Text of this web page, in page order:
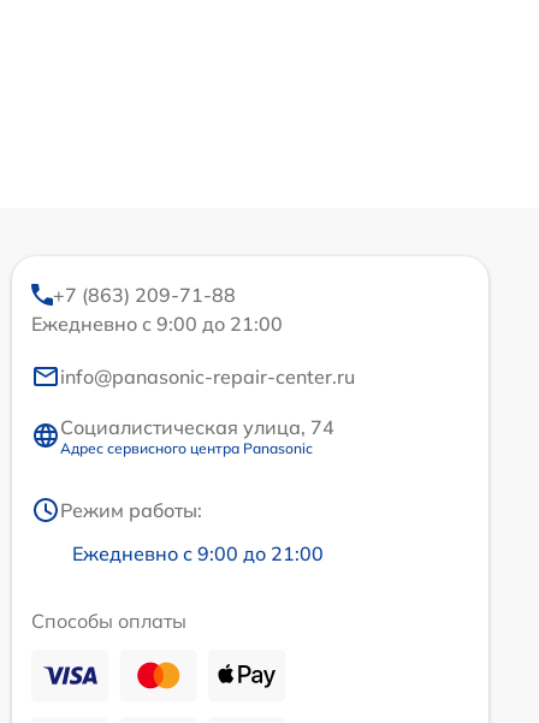
+7 (863) 209-71-88
Ежедневно с 9:00 до 21:00
info@panasonic-repair-center.ru
Социалистическая улица, 74
Адрес сервисного центра Panasonic
Режим работы:
Ежедневно с 9:00 до 21:00
Способы оплаты